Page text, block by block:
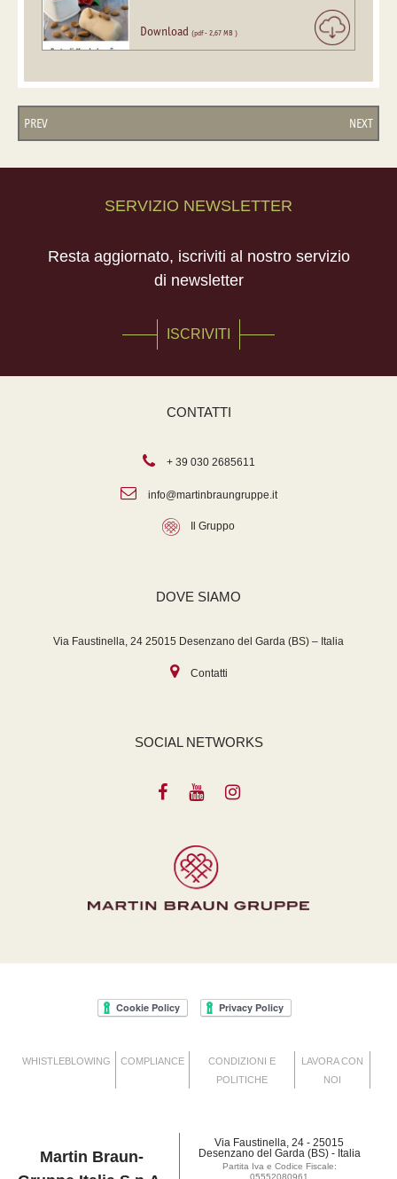
Download (pdf - 2,67 MB )
PREV NEXT
SERVIZIO NEWSLETTER
Resta aggiornato, iscriviti al nostro servizio
di newsletter
ISCRIVITI
CONTATTI
+ 39 030 2685611
info@martinbraungruppe.it
Il Gruppo
DOVE SIAMO
Via Faustinella, 24 25015 Desenzano del Garda (BS) – Italia
Contatti
SOCIAL NETWORKS
Martin Braun-
Via Faustinella, 24 - 25015
Desenzano del Garda (BS) - Italia
Partita Iva e Codice Fiscale:
WHISTLEBLOWING COMPLIANCE
CONDIZIONI E
POLITICHE
LAVORA CON
NOI